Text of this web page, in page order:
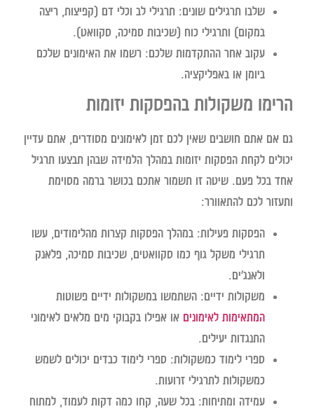
שלבו תרגילים שונים:תרגילי לב וכלי דם (קפיצות, ריצה
במקום) ותרגילי כוח (שכיבות סמיכה, סקוואט).
עקוב אחר ההתקדמות שלכם:רשמו את האימונים שלכם
ביומן או באפליקציה.
הרימו משקולות בהפסקות יזומות
גם אם אתם חושבים שאין לכם זמן לאימונים מסודרים, אתם עדיין
יכולים לקחת הפסקות יזומות במהלך הלמידה שבהן תבצעו תרגיל
אחד בכל פעם. שיטה זו תשמור אתכם בכושר ברמה מסוימת
ותעזור לכם להתאוורר:
הפסקות פעילות:במהלך הפסקות קצרות מהלימודים, עשו
תרגילי משקל גוף כמו סקוואטים, שכיבות סמיכה, פלאנק
ולאנג'ים.
משקולות ידיים:השתמשו במשקולות ידיים פשוטות
המתאימות לאימוניםאו אפילו בקבוקי מים מלאים לאימוני
התנגדות יעילים.
ספרי לימוד כמשקולות:ספרי לימוד כבדים יכולים לשמש
כמשקולות לתרגילי זרועות.
עמידה ומתיחות:בכל שעה, קחו כמה דקות לעמוד, למתוח